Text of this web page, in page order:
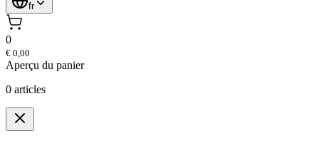
fr
0
€ 0,00
Aperçu du panier
0 articles